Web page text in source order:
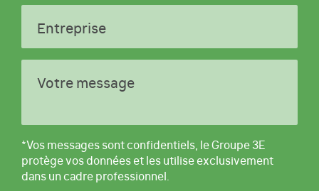
Entreprise
Votre message
*Vos messages sont confidentiels, le Groupe 3E
protège vos données et les utilise exclusivement
dans un cadre professionnel.